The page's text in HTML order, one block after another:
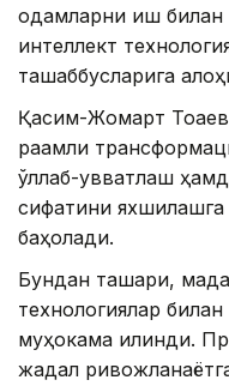
одамларни иш
интеллект
ташаббусларига
Қасим-Жомарт
рақамли
қўллаб-қувватлаш
сифатини яхшилашга
баҳолади.
Бундан ташқари,
технологиялар
муҳокама қилинди.
жадал